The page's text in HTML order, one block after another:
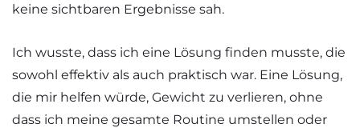
keine sichtbaren Ergebnisse sah.
Ich wusste, dass ich eine Lösung finden musste, die
sowohl effektiv als auch praktisch war. Eine Lösung,
die mir helfen würde, Gewicht zu verlieren, ohne
dass ich meine gesamte Routine umstellen oder